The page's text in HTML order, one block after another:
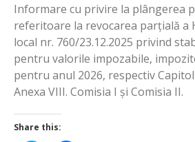
Informare cu privire la plângerea
referitoare la revocarea parțială a
local nr. 760/23.12.2025 privind
pentru valorile impozabile,
pentru anul 2026, respectiv
Anexa VIII. Comisia I și Comisia II.
Share this: